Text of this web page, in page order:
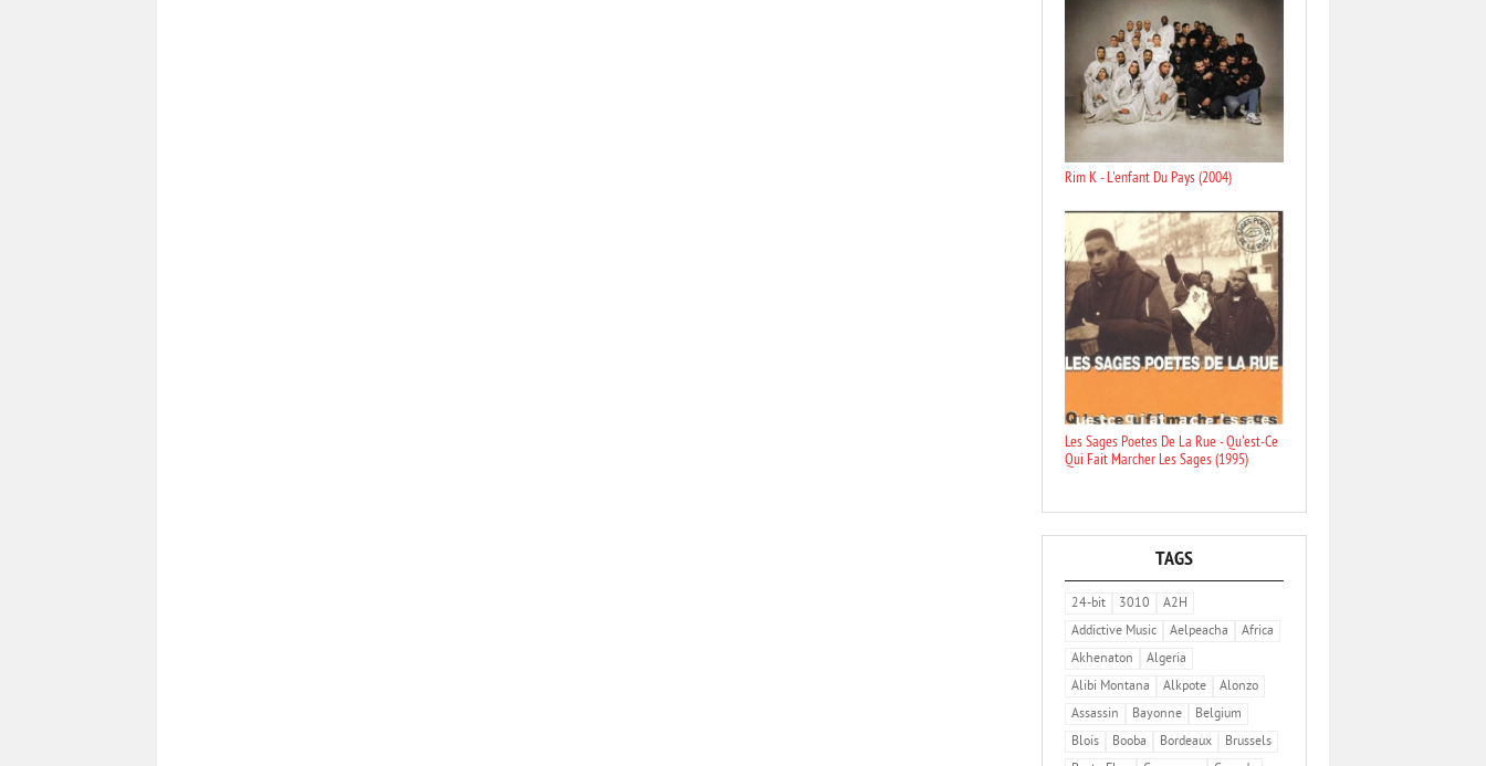
Rim K - L'enfant Du Pays (2004)
Les Sages Poetes De La Rue - Qu'est-Ce
Qui Fait Marcher Les Sages (1995)
TAGS
24-bit 3010
A2H
Addictive Music
Aelpeacha
Africa
Akhenaton
Algeria
Alibi Montana
Alkpote
Alonzo
Assassin
Bayonne
Belgium
Blois
Booba Bordeaux
Brussels